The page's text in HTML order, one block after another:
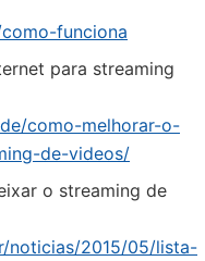
funciona
para streaming
como-melhorar-o-
de-videos/
o streaming de
noticias/2015/05/lista-